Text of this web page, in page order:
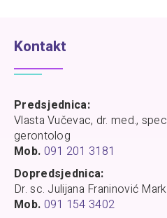
Kontakt
Predsjednica:
Vlasta Vučevac, dr. med.,
gerontolog
Mob. 091 201 3181
Dopredsjednica:
Dr. sc. Julijana Franinović
Mob. 091 154 3402